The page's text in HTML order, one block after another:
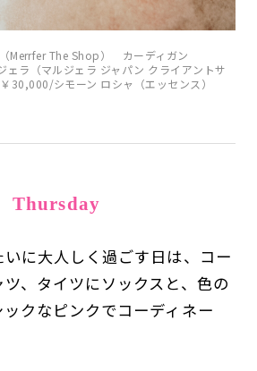
Merrfer The Shop） カーディガン
ラ（マルジェラ ジャパン クライアントサ
30,000/シモーン ロシャ（エッセンス）
Thursday
に大人しく過ごす日は、コー
ツ、タイツにソックスと、色の
ックなピンクでコーディネー